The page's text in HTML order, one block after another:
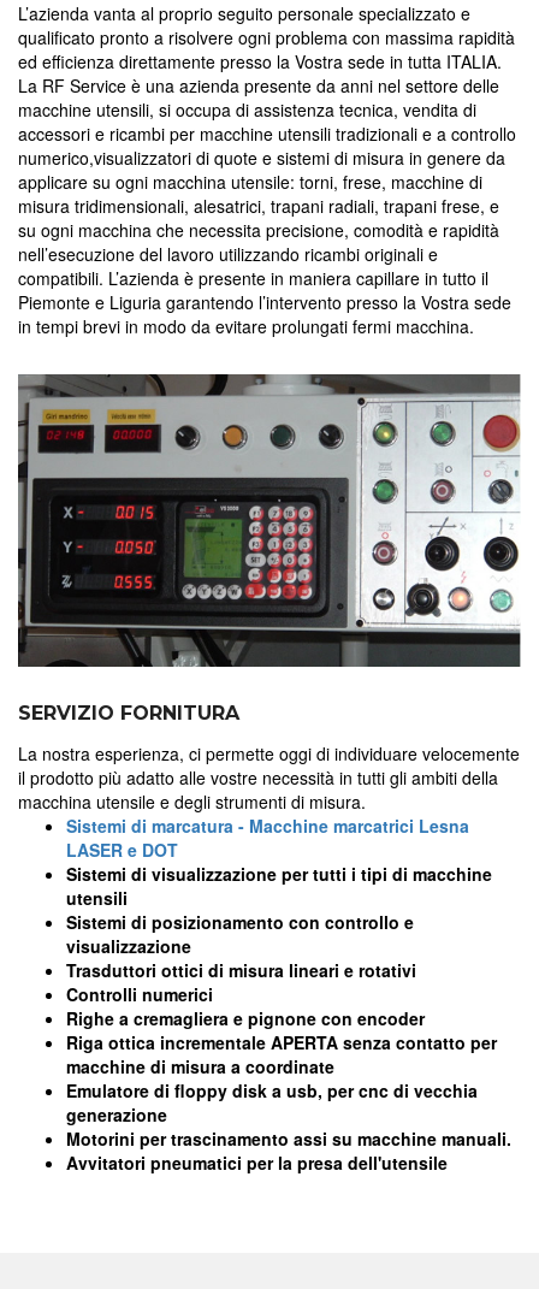
L’azienda vanta al proprio seguito personale specializzato e
qualificato pronto a risolvere ogni problema con massima rapidità
ed efficienza direttamente presso la Vostra sede in tutta ITALIA.
La RF Service è una azienda presente da anni nel settore delle
macchine utensili, si occupa di assistenza tecnica, vendita di
accessori e ricambi per macchine utensili tradizionali e a controllo
numerico,visualizzatori di quote e sistemi di misura in genere da
applicare su ogni macchina utensile: torni, frese, macchine di
misura tridimensionali, alesatrici, trapani radiali, trapani frese, e
su ogni macchina che necessita precisione, comodità e rapidità
nell’esecuzione del lavoro utilizzando ricambi originali e
compatibili. L’azienda è presente in maniera capillare in tutto il
Piemonte e Liguria garantendo l’intervento presso la Vostra sede
in tempi brevi in modo da evitare prolungati fermi macchina.
SERVIZIO FORNITURA
La nostra esperienza, ci permette oggi di individuare velocemente
il prodotto più adatto alle vostre necessità in tutti gli ambiti della
macchina utensile e degli strumenti di misura.
Sistemi di marcatura - Macchine marcatrici Lesna
LASER e DOT
Sistemi di visualizzazione per tutti i tipi di macchine
utensili
Sistemi di posizionamento con controllo e
visualizzazione
Trasduttori ottici di misura lineari e rotativi
Controlli numerici
Righe a cremagliera e pignone con encoder
Riga ottica incrementale APERTA senza contatto per
macchine di misura a coordinate
Emulatore di floppy disk a usb, per cnc di vecchia
generazione
Motorini per trascinamento assi su macchine manuali.
Avvitatori pneumatici per la presa dell'utensile